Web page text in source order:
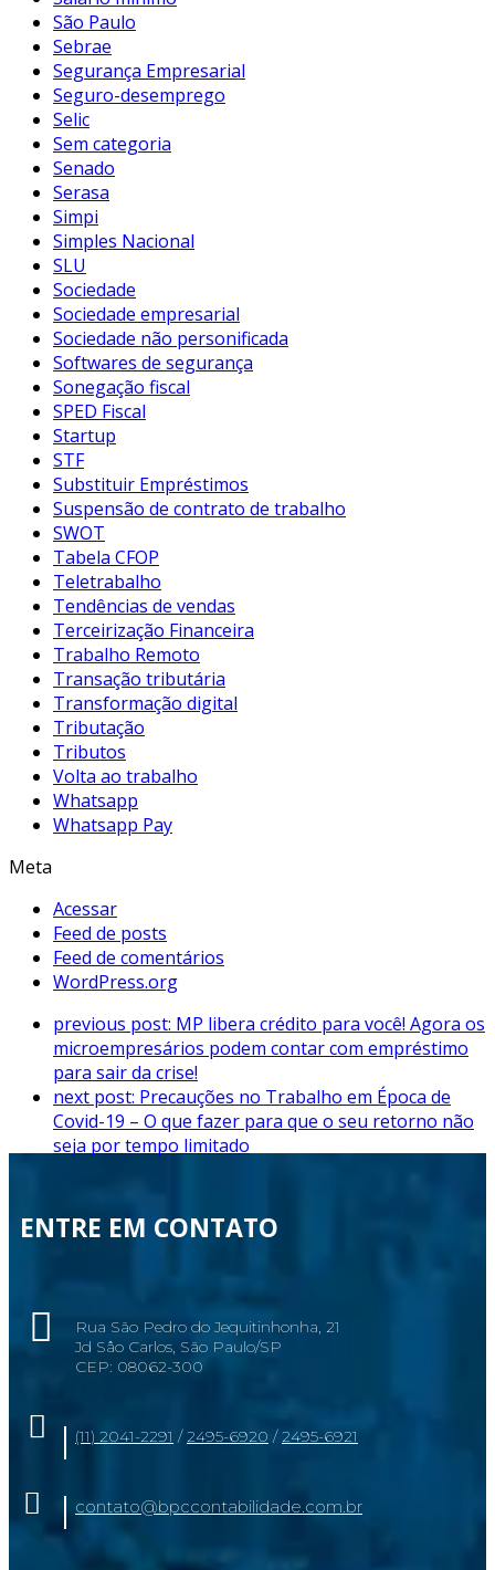
São Paulo
Sebrae
Segurança Empresarial
Seguro-desemprego
Selic
Sem categoria
Senado
Serasa
Simpi
Simples Nacional
SLU
Sociedade
Sociedade empresarial
Sociedade não personificada
Softwares de segurança
Sonegação fiscal
SPED Fiscal
Startup
STF
Substituir Empréstimos
Suspensão de contrato de trabalho
SWOT
Tabela CFOP
Teletrabalho
Tendências de vendas
Terceirização Financeira
Trabalho Remoto
Transação tributária
Transformação digital
Tributação
Tributos
Volta ao trabalho
Whatsapp
Whatsapp Pay
Meta
Acessar
Feed de posts
Feed de comentários
WordPress.org
previous post: MP libera crédito para você! Agora os
microempresários podem contar com empréstimo
para sair da crise!
next post: Precauções no Trabalho em Época de
Covid-19 – O que fazer para que o seu retorno não
seja por tempo limitado
ENTRE EM CONTATO
Rua São Pedro do Jequitinhonha, 21
Jd Sâo Carlos, São Paulo/SP
CEP: 08062-300
(11) 2041-2291 /2495-6920 /2495-6921
contato@bpccontabilidade.com.br